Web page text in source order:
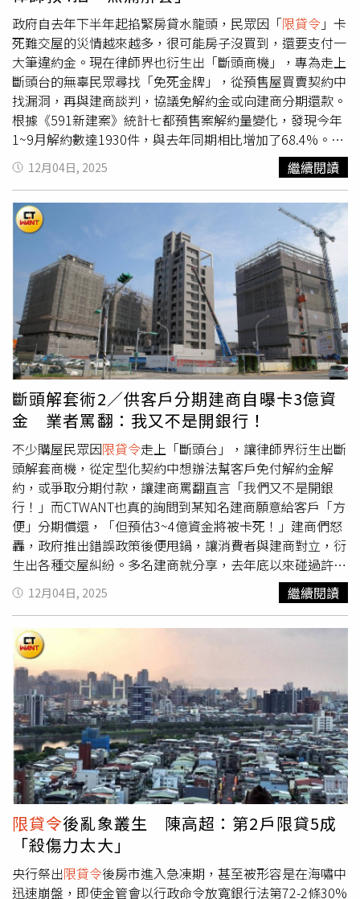
也在台南，仁德區每坪均價從21.8萬元，上揚至26萬元，漲
幅近2成，成為六都最抗跌的行政區！台灣房屋集團趨勢中
心經理李家妮表示，台南房價出現兩區強弱分歧，主要是因
購屋主力結構轉變，影響成交物件類型出現變化，北區屬於
台南蛋黃核心，買氣長期以換屋族、置產族為主，不過在 限
貸令 與房市景氣轉弱影響下，購屋族資金壓力明顯提高，有
意卡位精華區的購屋族轉向ＣＰ值較佳的「低總高齡屋」，
取代「高單價新屋」，因此平均房價明顯下降，在房價基期
較高的區域，相對更明顯。不過也有不少區域逆勢上揚，李
家妮表示，反觀六都最抗跌行政區，多集中於蛋白區，如台
南仁德、台中梧棲、高雄小港、新北土城等區，相較於蛋黃
區的高門檻和蛋殼區的低機能，蛋白區兼具房價親民、機能
實惠，如區域具備帶動換屋與剛性需求湧入，反而能在景氣
收斂環境下，抵禦盤整期衝擊，展現更強的補漲力道。
政府自去年下半年起掐緊房貸水龍頭，民眾因「限貸令 」卡
死難交屋的災情越來越多，很可能房子沒買到，還要支付一
大筆違約金。現在律師界也衍生出「斷頭商機」，專為走上
斷頭台的無辜民眾尋找「免死金牌」，從預售屋買賣契約中
找漏洞，再與建商談判，協議免解約金或向建商分期還款。
根據《591新建案》統計七都預售案解約量變化，發現今年
1~9月解約數達1930件，與去年同期相比增加了68.4%。其
中台中及台南解約數量皆是去年同期的1.4倍及1.5倍，台北
市則是增幅89.1%、桃園市78.2%。《591新建案》總編輯
李忠哲觀察，除了適逢交屋潮高峰，解約數相對較多，也有
些民眾確實因房貸卡關選擇解約，尤其是持有多戶且財務槓
桿太高的族群，一旦貸款成數等條件不如預期，又不願或無
法拿出更多現金補足自備款，就會選擇認賠殺出，使得整體
解約數較去年直線上升。推估準備斷頭的、還在協商中的，
數量難以估計。一位新北謝小姐就即將成為斷頭戶之一。她
於2023年底為年邁母親買進總價約2,000萬元預售屋，原代
銷表示可貸款8成；孰料，去年9月央行宣布第2屋貸款只能
貸5成，讓名下已有房貸的她頓時傻眼，自備款整整比原先
規劃多出600萬元，此時建商也向她催繳總價5%、100萬元
的交屋款，她積極籌錢也籌不足700萬元。「我們事務所(客
戶)也被斷了好幾顆頭！」康克爾國際法律事務所律師吳奕
綸就直言，目前市場上房貸孤兒確實很多，因銀行核貸金額
與簽訂合約時預期的貸款成數有落差，又無法短時間籌措到
足夠的資金，被迫走上解約。吳奕綸原專攻智慧財產類的訴
訟案件，因越來越多購屋人找他求援，現在也幫被限貸令
到、無法順利交屋的民眾，想辦法與建商協商。（圖／吳奕
綸提供）吳奕綸表示，違約金通常訂為不超過總價的15%，
以已繳金額為上限。以總價1000萬元來說，違約金最多可
達150萬元；若總價2000萬元，最多可能賠上300萬元，
「若碰上踩很硬的建商，很可能民眾沒買到房，還要賠付高
額違約金，真的會欲哭無淚。」他因此幫購屋人歸納出4個
「無痛」解套方法，以此有機會可主張無須支付違約金解
約。第一是內政部公告之預售屋定型化契約第18點規定，
「買方貸款金額少於預定貸款金額者，如屬不可歸責於雙方
時，差額在30%內，賣方同意以原承諾貸款相同年限及條件
由買方分期清償；差額超過30%，賣方同意依原承諾貸款之
利率計算利息，得以7年以上償還期限，由買方按月分期攤
還，或是解除契約。」吳奕綸表示，因政策改變導致貸款出
問題，過去在法院已有判決先例，此屬於「雙方都無法預
見、也不是誰的錯」的情況，建商以「個人信用瑕疵」向買
方收取違約金實屬不合理。第二種解套方式，是依預售屋買
賣定型化契約第24點，檢查建商有無違約情事，買方得解除
契約。吳奕綸舉例，像是檢查賣方有無違反「建材設備及其
廠牌、規格」「開工及取得使用執照期限」之規定，以建材
或工期違約，提出解除契約，甚至建商還可能需賠付買方違
約金。第三種解套法，是依預售屋買賣定型化契約第6點第3
12月04日, 2025 繼續閱讀
斷頭解套術2／供客戶分期建商自曝卡3億資
金 業者罵翻：我又不是開銀行！
不少購屋民眾因限貸令走上「斷頭台」，讓律師界衍生出斷
頭解套商機，從定型化契約中想辦法幫客戶免付解約金解
約，或爭取分期付款，讓建商罵翻直言「我們又不是開銀
行！」而CTWANT也真的詢問到某知名建商願意給客戶「方
便」分期償還，「但預估3~4億資金將被卡死！」建商們怒
轟，政府推出錯誤政策後便甩鍋，讓消費者與建商對立，衍
生出各種交屋糾紛。多名建商就分享，去年底以來碰過許多
客戶因貸款成數不如預期，在驗屋階段開始挑毛病，以此拖
延交屋、爭取籌錢時間，也想向建商爭取一些補償或是費
用，彌補貸款的不足；也曾碰過少數在契約上，如登記面積
誤差、分期付款條款，以此跟建商協商，達到想要的目的。
受限貸令
少民眾回過頭從驗屋或契約裡找問題，以拖延交屋時間或協
商免違約金解約。（示意圖／林榮芳攝）根據內政部公告之
預售屋定型化契約第18點規定，買方貸款金額少於預定貸款
金額者，如屬不可歸責於雙方時，差額在30%內，賣方同意
以原承諾貸款相同年限及條件由買方分期清償；差額超過
30%，賣方同意依原承諾貸款之利率計算利息，得以7年以
上償還期限，由買方按月分期攤還，或是解除契約。根據
CTWANT訪談多位建商都直言，一般中小型建商根本不可能
提供分期付款，一方面風險高，另一方面本身資金就很有限
了，怎麼可能還借錢給客戶。而大多建商也會選擇直接認定
是客戶個人條件被銀行認定償債能力不足、無法提供擔保品
或保證人等，「歸責於是買方的問題」，直接要求客戶賠付
12月04日, 2025 繼續閱讀
限貸令後亂象叢生 陳高超：第2戶限貸5成
「殺傷力太大」
央行祭出限貸令後房市進入急凍期，甚至被形容是在海嘯中
迅速崩盤，即使金管會以行政命令放寬銀行法第72-2條30%